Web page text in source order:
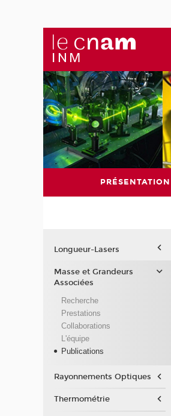
PRÉSENTATION
Longueur-Lasers
Masse et Grandeurs
Associées
Recherche
Prestations
Collaborations
L'équipe
Publications
Rayonnements Optiques
Thermométrie